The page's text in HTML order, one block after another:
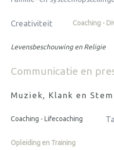
Creativiteit Coaching -
Levensbeschouwing en Religie
Communicatie en
Muziek, Klank en
Coaching - Lifecoaching
Opleiding en Training